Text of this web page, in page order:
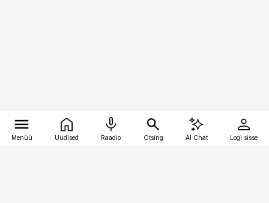
Menüü Uudised Raadio Otsing AI Chat Logi sisse